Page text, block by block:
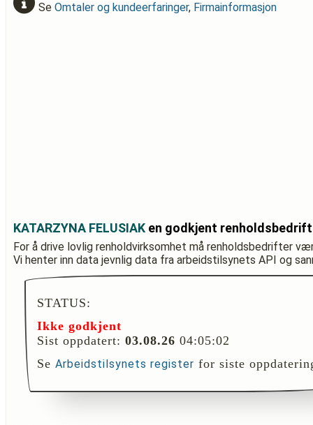
Se Omtaler og kundeerfaringer, Firmainformasjon
KATARZYNA FELUSIAK en godkjent
For å drive lovlig renholdvirksomhet må renholdsbedrifter
Vi henter inn data jevnlig data fra arbeidstilsynets API og
STATUS:
Ikke godkjent
Sist oppdatert: 03.08.26 04:05:02
Se Arbeidstilsynets register for siste